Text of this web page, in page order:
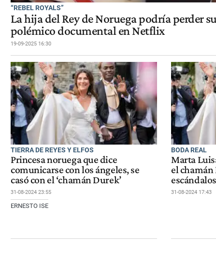
“REBEL ROYALS”
La hija del Rey de Noruega podría perder
polémico documental en Netflix
19-09-2025 16:30
TIERRA DE REYES Y ELFOS
Princesa noruega que dice
comunicarse con los ángeles, se
casó con el ‘chamán Durek’
31-08-2024 23:55
ERNESTO ISE
BODA REAL
Marta
el
31-08-2024 17:43